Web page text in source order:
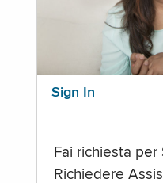
Sign In
Fai richiesta per
Richiedere